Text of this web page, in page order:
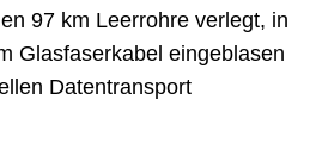
97 km Leerrohre verlegt, in
Glasfaserkabel eingeblasen
Datentransport